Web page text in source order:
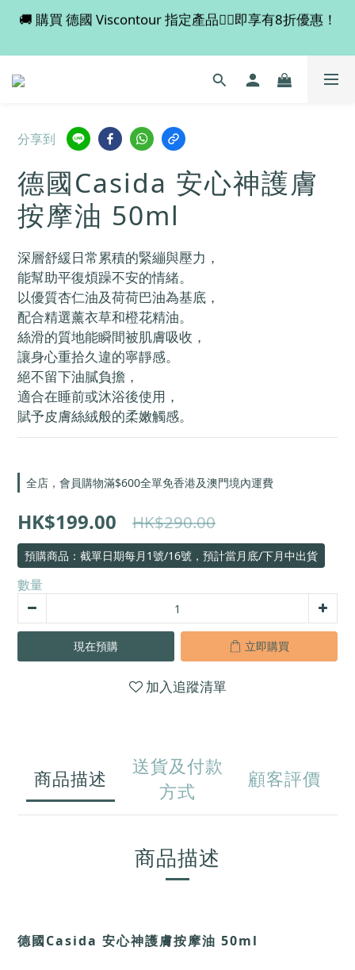
💡 全店滿 $600 免運費，買多件更抵！
分享到
德國Casida 安心神護膚
按摩油 50ml
深層舒緩日常累積的緊繃與壓力，
能幫助平復煩躁不安的情緒。
以優質杏仁油及荷荷巴油為基底，
配合精選薰衣草和橙花精油。
絲滑的質地能瞬間被肌膚吸收，
讓身心重拾久違的寧靜感。
絕不留下油膩負擔，
適合在睡前或沐浴後使用，
賦予皮膚絲絨般的柔嫩觸感。
全店，會員購物滿$600全單免香港及澳門境內運費
HK$199.00 HK$290.00
預購商品：截單日期每月1號/16號，預計當月底/下月中出貨
數量
現在預購 立即購買
加入追蹤清單
商品描述
送貨及付款
方式
顧客評價
商品描述
德國Casida 安心神護膚按摩油 50ml